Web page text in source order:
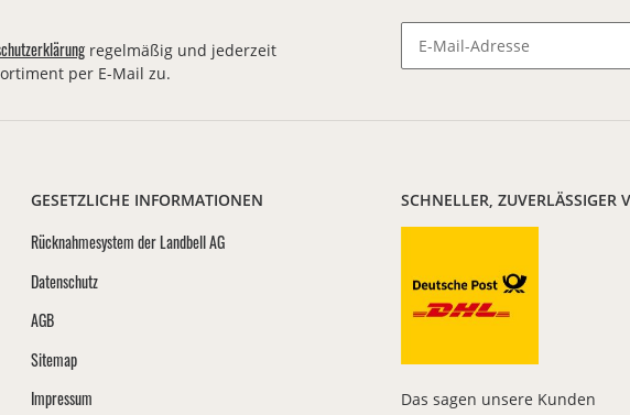
regelmäßig und jederzeit
per E-Mail zu.
GESETZLICHE INFORMATIONEN
Rücknahmesystem der Landbell AG
Datenschutz
AGB
Sitemap
Impressum
SCHNELLER, ZUVERLÄSSIGER
Das sagen unsere Kunden